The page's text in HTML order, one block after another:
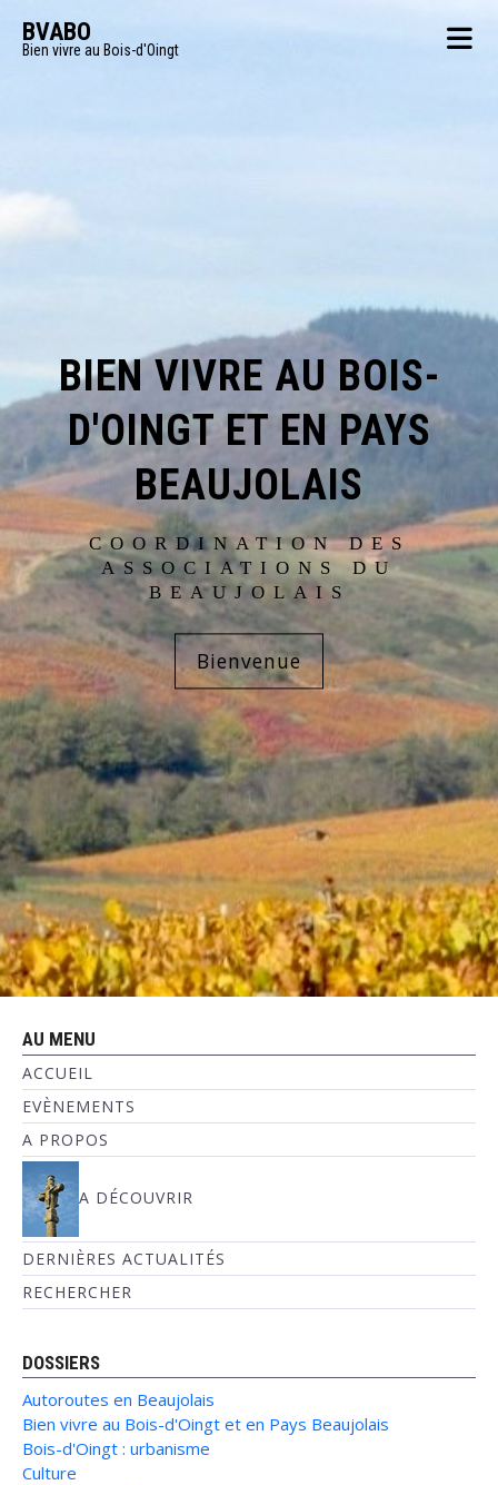
BVABO
Bien vivre au Bois-d'Oingt
BIEN VIVRE AU BOIS-
D'OINGT ET EN PAYS
BEAUJOLAIS
COORDINATION DES
ASSOCIATIONS DU
BEAUJOLAIS
Bienvenue
AU MENU
ACCUEIL
EVÈNEMENTS
A PROPOS
A DÉCOUVRIR
DERNIÈRES ACTUALITÉS
RECHERCHER
DOSSIERS
Autoroutes en Beaujolais
Bien vivre au Bois-d'Oingt et en Pays Beaujolais
Bois-d'Oingt : urbanisme
Culture